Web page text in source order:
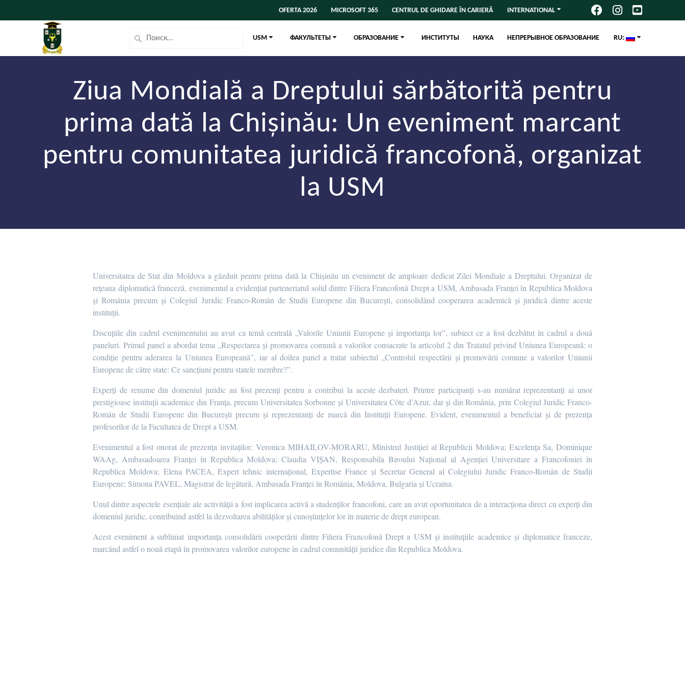
OFERTA 2026 MICROSOFT 365 CENTRUL DE GHIDARE ÎN CARIERĂ INTERNATIONAL
USM ФАКУЛЬТЕТЫ ОБРАЗОВАНИЕ ИНСТИТУТЫ НАУКА НЕПРЕРЫВНОЕ ОБРАЗОВАНИЕ RU:
Ziua Mondială a Dreptului sărbătorită pentru
prima dată la Chișinău: Un eveniment marcant
pentru comunitatea juridică francofonă, organizat
la USM
Universitatea de Stat din Moldova a găzduit pentru prima dată la Chișinău un eveniment de amploare dedicat Zilei Mondiale a Dreptului. Organizat de
rețeaua diplomatică franceză, evenimentul a evidențiat parteneriatul solid dintre Filiera Francofonă Drept a USM, Ambasada Franței în Republica Moldova
și România precum și Colegiul Juridic Franco-Român de Studii Europene din București, consolidând cooperarea academică și juridică dintre aceste
instituții.
Discuțiile din cadrul evenimentului au avut ca temă centrală „Valorile Uniunii Europene și importanța lor”, subiect ce a fost dezbătut în cadrul a două
paneluri. Primul panel a abordat tema „Respectarea și promovarea comună a valorilor consacrate la articolul 2 din Tratatul privind Uniunea Europeană: o
condiție pentru aderarea la Uniunea Europeană”, iar al doilea panel a tratat subiectul „Controlul respectării și promovării comune a valorilor Uniunii
Europene de către state: Ce sancțiuni pentru statele membre?”.
Experți de renume din domeniul juridic au fost prezenți pentru a contribui la aceste dezbateri. Printre participanți s-au numărat reprezentanți ai unor
prestigioase instituții academice din Franța, precum Universitatea Sorbonne și Universitatea Côte d’Azur, dar și din România, prin Colegiul Juridic Franco-
Român de Studii Europene din București precum și reprezentanți de marcă din Instituții Europene. Evident, evenimentul a beneficiat și de prezența
profesorilor de la Facultatea de Drept a USM.
Evenimentul a fost onorat de prezența invitaților: Veronica MIHAILOV-MORARU, Ministrul Justiției al Republicii Moldova; Excelența Sa, Dominique
WAAg, Ambasadoarea Franței în Republica Moldova; Claudia VIȘAN, Responsabila Biroului Național al Agenției Universitare a Francofoniei în
Republica Moldova; Elena PACEA, Expert tehnic internațional, Expertise France și Secretar General al Colegiului Juridic Franco-Român de Studii
Europene; Simona PAVEL, Magistrat de legătură, Ambasada Franței în România, Moldova, Bulgaria și Ucraina.
Unul dintre aspectele esențiale ale activității a fost implicarea activă a studenților francofoni, care au avut oportunitatea de a interacționa direct cu experți din
domeniul juridic, contribuind astfel la dezvoltarea abilităților și cunoștințelor lor în materie de drept european.
Acest eveniment a subliniat importanța consolidării cooperării dintre Filiera Francofonă Drept a USM și instituțiile academice și diplomatice franceze,
marcând astfel o nouă etapă în promovarea valorilor europene în cadrul comunității juridice din Republica Moldova.